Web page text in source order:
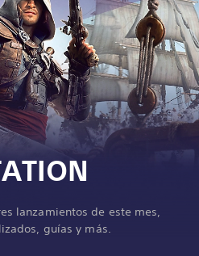
lanzamientos de este mes,
guías y más.